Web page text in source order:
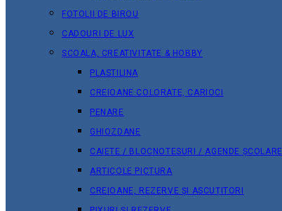
FOTOLII DE BIROU
CADOURI DE LUX
ȘCOALA, CREATIVITATE & HOBBY
PLASTILINA
CREIOANE COLORATE, CARIOCI
PENARE
GHIOZDANE
CAIETE / BLOCNOTESURI / AGENDE ȘCOLARE
ARTICOLE PICTURA
CREIOANE, REZERVE ȘI ASCUȚITORI